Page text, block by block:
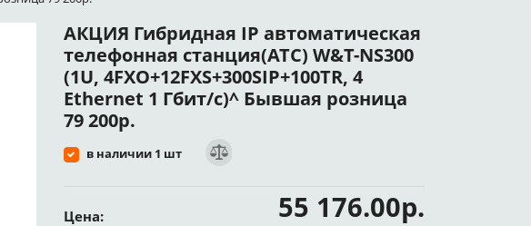
АКЦИЯ Гибридная IP автоматическая
телефонная станция(АТС) W&T-NS300
(1U, 4FXO+12FXS+300SIP+100TR, 4
Ethernet 1 Гбит/с)^ Бывшая розница
79 200р.
в наличии 1 шт
Цена: 55 176.00р.